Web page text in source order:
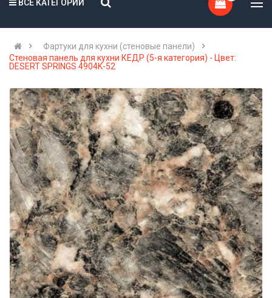
ВСЕ КАТЕГОРИИ
Фартуки для кухни (стеновые панели)
Стеновая панель для кухни КЕДР (5-я категория) - Цвет:
DESERT SPRINGS 4904K-52